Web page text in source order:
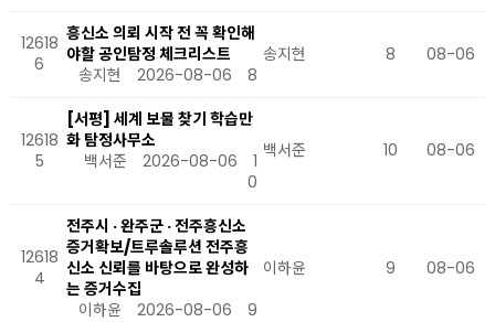
12618
6
흥신소 의뢰 시작 전 꼭 확인해
야할 공인탐정 체크리스트
송지현
2026-08-06 8
송지현 8 08-06
12618
5
[서평] 세계 보물 찾기 학습만
화 탐정사무소
백서준
2026-08-06
1
0
백서준 10 08-06
12618
4
전주시 · 완주군 · 전주흥신소
증거확보/트루솔루션 전주흥
신소 신뢰를 바탕으로 완성하
는 증거수집
이하윤
2026-08-06 9
이하윤 9 08-06